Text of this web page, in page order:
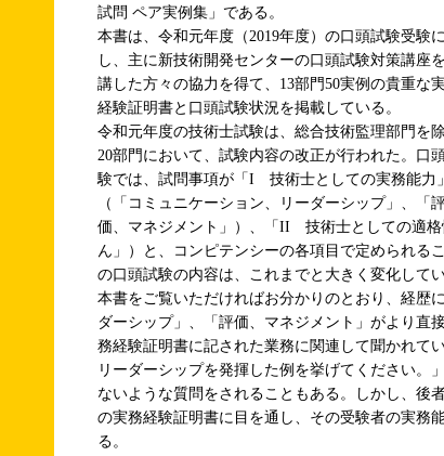
試問 ペア実例集」である。
本書は、令和元年度（2019年度）の口頭試験受験
し、主に新技術開発センターの口頭試験対策講座
講した方々の協力を得て、13部門50実例の貴重な
経験証明書と口頭試験状況を掲載している。
令和元年度の技術士試験は、総合技術監理部門を除
20部門において、試験内容の改正が行われた。口
験では、試問事項が「I 技術士としての実務能力」
（「コミュニケーション、リーダーシップ」、「
価、マネジメント」）、「II 技術士としての適格
ん」）と、コンピテンシーの各項目で定められる
の口頭試験の内容は、これまでと大きく変化してい
本書をご覧いただければお分かりのとおり、経歴
ダーシップ」、「評価、マネジメント」がより直
務経験証明書に記された業務に関連して聞かれて
リーダーシップを発揮した例を挙げてください。
ないような質問をされることもある。しかし、後
の実務経験証明書に目を通し、その受験者の実務
る。